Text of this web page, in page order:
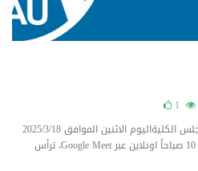
1
عقدت كلية الدراسات العليا إجتماع مجلس الكليةاليوم الاثنين الموافق 2025/3/18
رقم (1) للعام 2025 في تمام الساعة 10 صباحاً اونلاين عبر Google Meet، ترأس